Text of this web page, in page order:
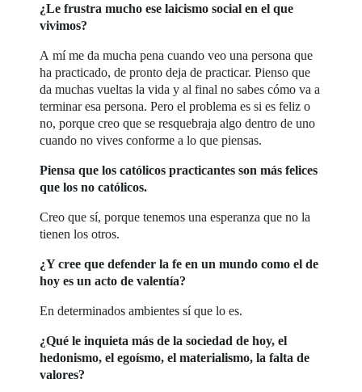
¿Le frustra mucho ese laicismo social en el que
vivimos?
A mí me da mucha pena cuando veo una persona que
ha practicado, de pronto deja de practicar. Pienso que
da muchas vueltas la vida y al final no sabes cómo va a
terminar esa persona. Pero el problema es si es feliz o
no, porque creo que se resquebraja algo dentro de uno
cuando no vives conforme a lo que piensas.
Piensa que los católicos practicantes son más felices
que los no católicos.
Creo que sí, porque tenemos una esperanza que no la
tienen los otros.
¿Y cree que defender la fe en un mundo como el de
hoy es un acto de valentía?
En determinados ambientes sí que lo es.
¿Qué le inquieta más de la sociedad de hoy, el
hedonismo, el egoísmo, el materialismo, la falta de
valores?